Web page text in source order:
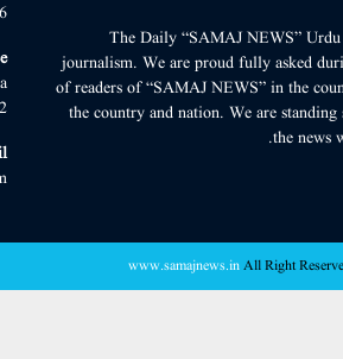
The Daily “SAMAJ NEWS” Urdu
journalism. We are proud fully asked
of readers of “SAMAJ NEWS” in the
the country and nation. We are
the news
www.samajnews.inAll Right